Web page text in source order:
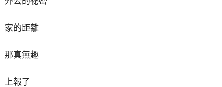
家的距離
那真無趣
上報了